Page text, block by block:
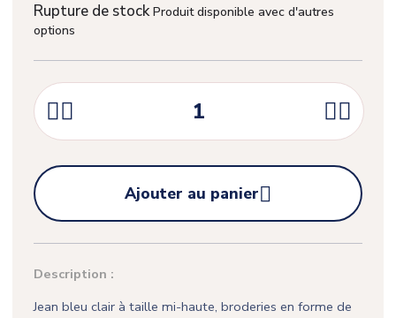
Rupture de stock Produit disponible avec d'autres
options
 

Ajouter au panier
Description :
Jean bleu clair à taille mi-haute, broderies en forme de